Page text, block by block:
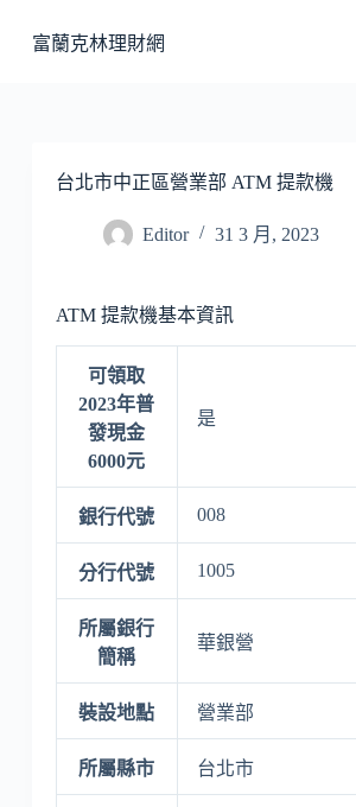
至
富蘭克林理財網
台北市中正區營業部 ATM 提款機
Editor 31 3 月, 2023
ATM 提款機基本資訊
可領取
2023年普
發現金
6000元
是
銀行代號 008
分行代號 1005
所屬銀行
簡稱
華銀營
裝設地點 營業部
所屬縣市 台北市